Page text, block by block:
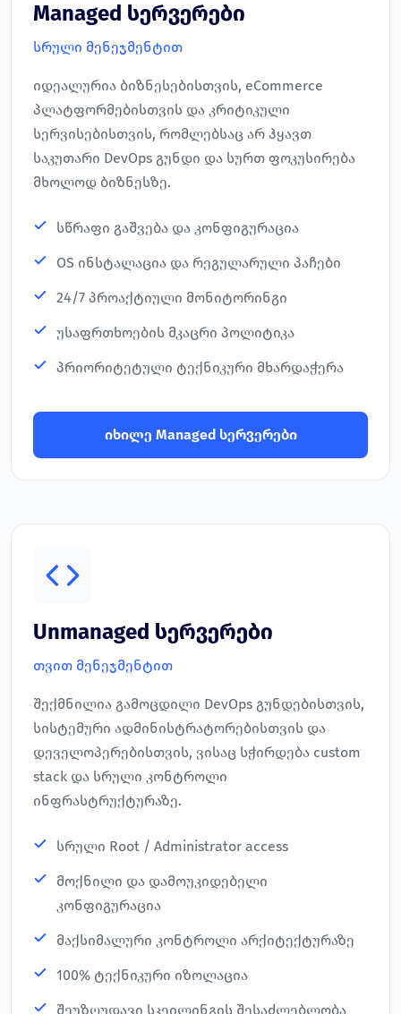
Managed სერვერები
სრული მენეჯმენტით
იდეალურია ბიზნესებისთვის, eCommerce
პლატფორმებისთვის და კრიტიკული
სერვისებისთვის, რომლებსაც არ ჰყავთ
საკუთარი DevOps გუნდი და სურთ ფოკუსირება
მხოლოდ ბიზნესზე.
სწრაფი გაშვება და კონფიგურაცია
OS ინსტალაცია და რეგულარული პაჩები
24/7 პროაქტიული მონიტორინგი
უსაფრთხოების მკაცრი პოლიტიკა
პრიორიტეტული ტექნიკური მხარდაჭერა
იხილე Managed სერვერები
Unmanaged სერვერები
თვით მენეჯმენტით
შექმნილია გამოცდილი DevOps გუნდებისთვის,
სისტემური ადმინისტრატორებისთვის და
დეველოპერებისთვის, ვისაც სჭირდება custom
stack და სრული კონტროლი
ინფრასტრუქტურაზე.
სრული Root / Administrator access
მოქნილი და დამოუკიდებელი
კონფიგურაცია
მაქსიმალური კონტროლი არქიტექტურაზე
100% ტექნიკური იზოლაცია
შეუზღუდავი სკეილინგის შესაძლებლობა